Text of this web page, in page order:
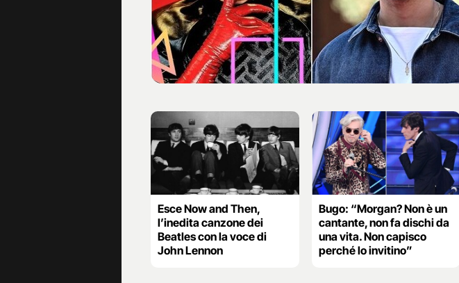
Esce Now and Then,
l’inedita canzone dei
Beatles con la voce di
John Lennon
Bugo: “Morgan? Non è un
cantante, non fa dischi da
una vita. Non capisco
perché lo invitino”